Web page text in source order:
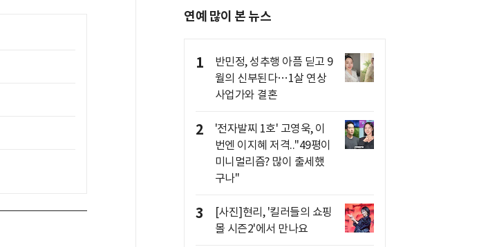
연예 많이 본 뉴스
1
반민정, 성추행 아픔 딛고 9
월의 신부된다…1살 연상
사업가와 결혼
2
'전자발찌 1호' 고영욱, 이
번엔 이지혜 저격.."49평이
미니멀리즘? 많이 출세했
구나"
3
[사진]현리, '킬러들의 쇼핑
몰 시즌2'에서 만나요